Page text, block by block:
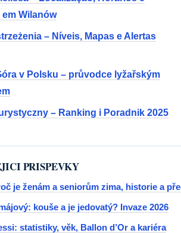
Wilanów
– Níveis, Mapas e Alertas
v Polsku – průvodce lyžařským
– Ranking i Poradnik 2025
PRISPEVKY
je ženám a seniorům zima, historie a
kouše a je jedovatý? Invaze 2026
statistiky, věk, Ballon d’Or a kariéra